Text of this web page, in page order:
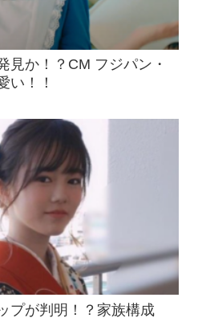
見か！？CM フジパン・
い！！
プが判明！？家族構成